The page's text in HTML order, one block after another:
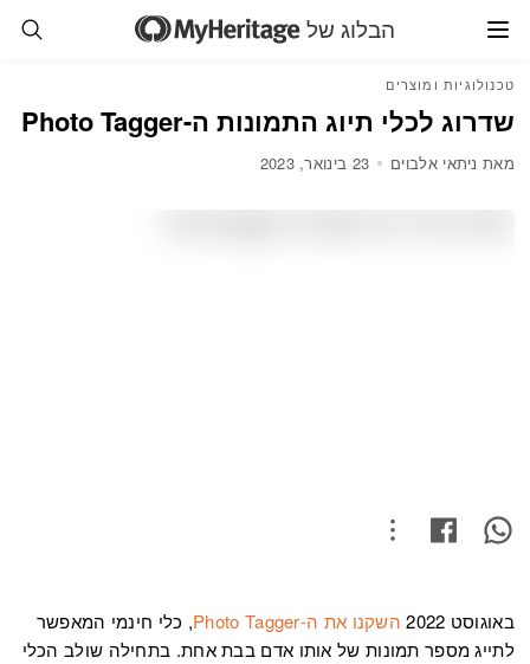
הבלוג של
טכנולוגיות ומוצרים
שדרוג לכלי תיוג התמונות ה-Photo Tagger
מאת ניתאי אלבוים 23 בינואר, 2023
באוגוסט 2022 השקנו את ה-Photo Tagger
, כלי חינמי המאפשר
לתייג מספר תמונות של אותו אדם בבת אחת. בתחילה שולב הכלי